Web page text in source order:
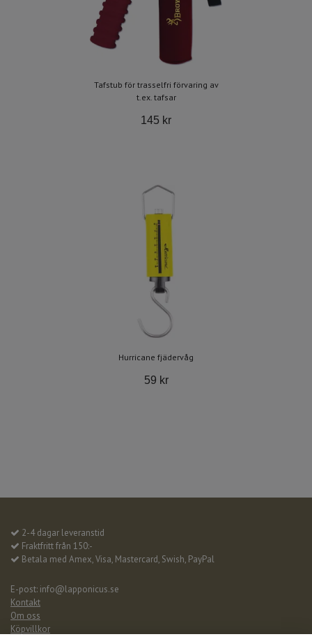
Tafstub för trasselfri förvaring av
t.ex. tafsar
145 kr
Hurricane fjädervåg
59 kr
2-4 dagar leveranstid
Fraktfritt från 150:-
Betala med Amex, Visa, Mastercard, Swish, PayPal
E-post: info@lapponicus.se
Kontakt
Om oss
Köpvillkor